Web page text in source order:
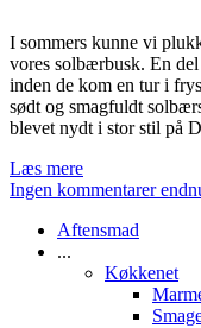
I sommers kunne vi
vores solbærbusk. En
inden de kom en tur i
sødt og smagfuldt
blevet nydt i stor stil på
Læs mere
Ingen kommentarer
Aftensmad
...
Køkkenet